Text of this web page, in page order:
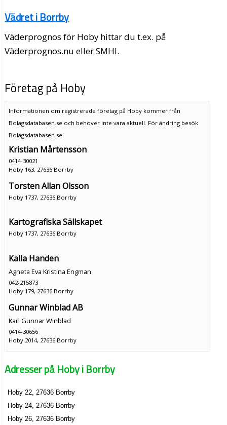
Vädret i Borrby
Väderprognos för Hoby hittar du t.ex. på
Väderprognos.nu eller SMHI.
Företag på Hoby
Informationen om registrerade företag på Hoby kommer från
Bolagsdatabasen.se och behöver inte vara aktuell. För ändring besök
Bolagsdatabasen.se
Kristian Mårtensson
0414-30021
Hoby 163, 27636 Borrby
Torsten Allan Olsson
Hoby 1737, 27636 Borrby
Kartografiska Sällskapet
Hoby 1737, 27636 Borrby
Kalla Handen
Agneta Eva Kristina Engman
042-215873
Hoby 179, 27636 Borrby
Gunnar Winblad AB
Karl Gunnar Winblad
0414-30656
Hoby 2014, 27636 Borrby
Lars Johan Krister Delfalk
Adventura AB
Cecilia Henrikson
Adresser på Hoby i Borrby
Hoby 22, 27636 Borrby
Hoby 24, 27636 Borrby
Hoby 26, 27636 Borrby